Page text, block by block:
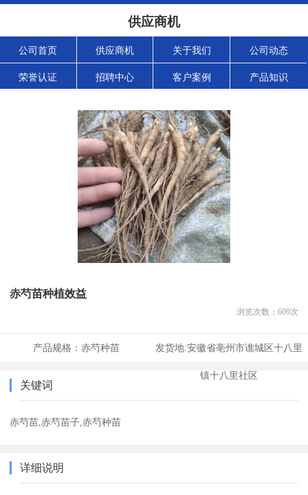
供应商机
公司首页 供应商机 关于我们 公司动态
荣誉认证 招聘中心 客户案例 产品知识
赤芍苗种植效益
浏览次数： 609次
产品规格： 赤芍种苗 发货地:安徽省亳州市谯城区十八里
镇十八里社区
关键词
赤芍苗,赤芍苗子,赤芍种苗
详细说明